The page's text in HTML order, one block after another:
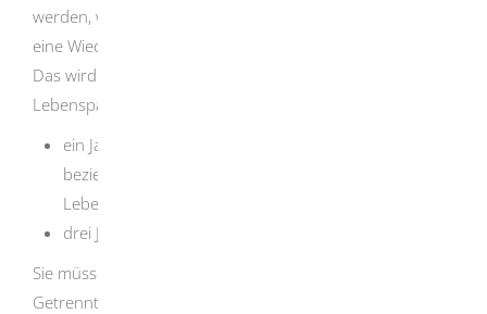
werden, wenn die Gemeinschaft nicht mehr besteht und
eine Wiederaufnahme nicht zu erwarten ist.
Das wird vermutet, wenn die Eheleute beziehungsweise
Lebenspartner mindestens
ein Jahr getrennt leben und beide die Scheidung
beziehungsweise die Aufhebung der
Lebenspartnerschaft wollen oder
drei Jahre getrennt leben.
Sie müssen bestimmte Trennungsfristen einhalten.
Getrennt leben Sie, wenn keine gemeinsame häusliche